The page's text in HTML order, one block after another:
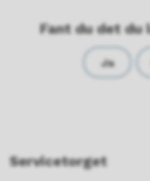
Fant du det
Ja
Servicetorget